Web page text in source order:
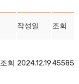
작성일 조회
조회 2024.12.1945585